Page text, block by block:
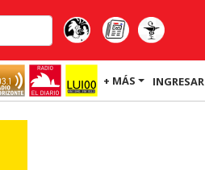
+ MÁS INGRESAR